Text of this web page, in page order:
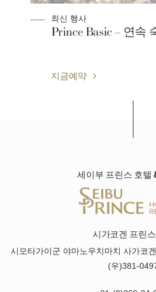
최신 행사
Prince Basic – 연속
지금예약
세이부 프린스 호텔
시가코겐 프린
시모타가이군 야마노우치마치 사가코
(우)381-